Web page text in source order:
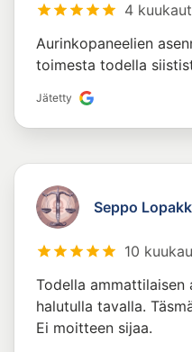
4
Aurinkopaneelien
toimesta todella
Jätetty
Seppo
10
Todella ammattilaisen
halutulla tavalla.
Ei moitteen sijaa.